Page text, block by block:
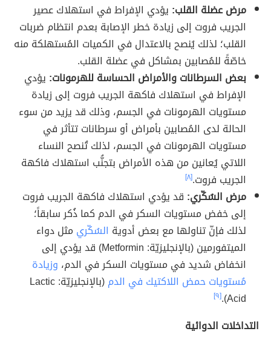
مرض عضلة القلب: يؤدي الإفراط في استهلاك عصير
الجريب فروت إلى زيادة خطر الإصابة بعدم انتظام ضربات
القلب؛ لذلك يُنصح بالاعتدال في الكميات المُستهلكة منه
خاصّةً للمُصابين بمشاكل في عضلة القلب.
بعض السرطانات والأمراض الحساسة للهرمونات: يؤدي
الإفراط في استهلاك فاكهة الجريب فروت إلى زيادة
مستويات الهرمونات في الجسم، وذلك قد يزيد من سوء
الحالة لدى المُصابين بأمراض أو سرطانات تتأثر في
مستويات الهرمونات في الجسم، لذلك تُنصح النساء
اللاتي يُعانين من هذه الأمراض بتجنُّب استهلاك فاكهة
الجريب فروت.[٨]
مرض السُكّري: قد يؤدي استهلاك فاكهة الجريب فروت
إلى خفض مستويات السكر في الدم كما ذُكر سابقاً؛
لذلك فإنّ تناولها مع بعض أدوية السُكّري مثل دواء
الميتفورمين (بالإنجليزيّة: Metformin) قد يؤدي إلى
انخفاض شديد في مستويات السكر في الدم، وزيادة
مُستويات حمض اللاكتيك في الدم
(بالإنجليزيّة: Lactic
Acid). [٩]
التداخلات الدوائية